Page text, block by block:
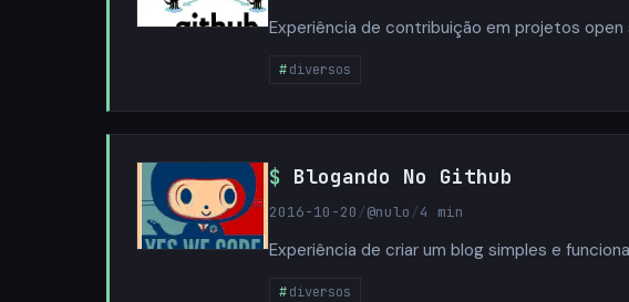
Experiência de contribuição em projetos
diversos
Blogando No Github
2016-10-20 /@nulo /4 min
Experiência de criar um blog simples e
diversos